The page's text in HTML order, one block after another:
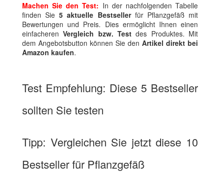
Machen Sie den Test: In der nachfolgenden Tabelle
finden Sie 5 aktuelle Bestsellerfür Pflanzgefäß mit
Bewertungen und Preis. Dies ermöglicht Ihnen einen
einfacherenVergleich bzw. Test des Produktes. Mit
dem Angebotsbutton können Sie den Artikel direkt bei
Amazon kaufen.
Test Empfehlung: Diese 5 Bestseller
sollten Sie testen
Tipp: Vergleichen Sie jetzt diese 10
Bestseller für Pflanzgefäß